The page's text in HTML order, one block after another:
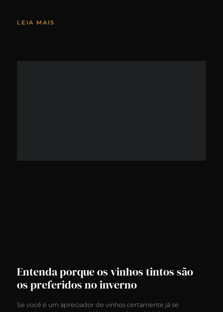
LEIA MAIS
Entenda porque os vinhos tintos são
os preferidos no inverno
Se você é um apreciador de vinhos certamente já se